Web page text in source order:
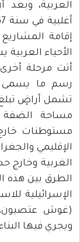
العربية،
إقامة
أتت مرحلة
رسم ما يسمى
مساحة الضفة
مستوطنات
الإقليمي
الغربية وخارج
الطرق بين هذه
الإسرائيلية
(غوش عتصيون،
ويجري فيها